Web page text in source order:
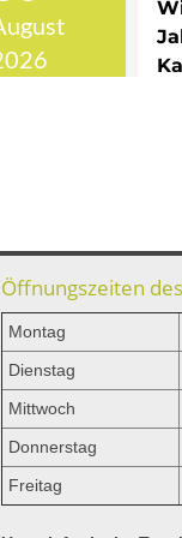
Öffnungszeiten
Montag
Dienstag
Mittwoch
Donnerstag
Freitag